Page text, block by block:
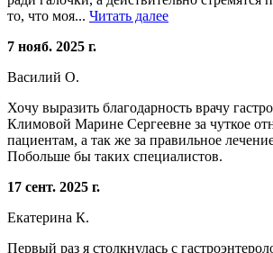
то, что моя... Читать далее
7 нояб. 2025 г.
Василий О.
Хочу выразить благодарность врачу
Климовой Марине Сергеевне за чуткое
пациентам, а так же за правильное
Побольше бы таких специалистов.
17 сент. 2025 г.
Екатерина К.
Первый раз я столкнулась с